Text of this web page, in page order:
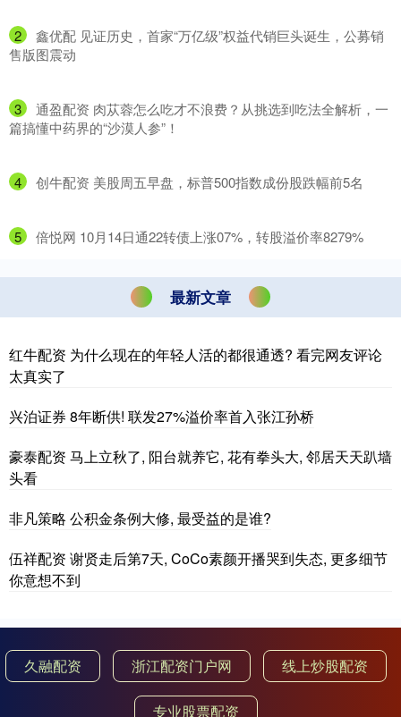
2
​鑫优配 见证历史，首家“万亿级”权益代销巨头诞生，公募销
售版图震动
3
​通盈配资 肉苁蓉怎么吃才不浪费？从挑选到吃法全解析，一
篇搞懂中药界的“沙漠人参”！
4 ​创牛配资 美股周五早盘，标普500指数成份股跌幅前5名
5 ​倍悦网 10月14日通22转债上涨07%，转股溢价率8279%
最新文章
红牛配资 为什么现在的年轻人活的都很通透? 看完网友评论
太真实了
兴泊证券 8年断供! 联发27%溢价率首入张江孙桥
豪泰配资 马上立秋了, 阳台就养它, 花有拳头大, 邻居天天趴墙
头看
非凡策略 公积金条例大修, 最受益的是谁?
伍祥配资 谢贤走后第7天, CoCo素颜开播哭到失态, 更多细节
你意想不到
久融配资 浙江配资门户网 线上炒股配资
专业股票配资